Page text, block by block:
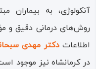
آنکولوژی، به بیماران
روش‌های درمانی دقیق و
اطلاعات دکتر مهدی
در کرمانشاه نیز موجود